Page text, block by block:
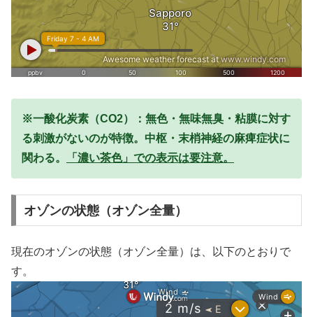
※一酸化炭素（CO2）：無色・無味無臭・粘膜に対す
る刺激がないのが特徴。中枢・末梢神経の麻痺症状に
関わる。
「濃い茶色」での表示は要注意。
オゾンの状態（オゾン全量）
現在のオゾンの状態（オゾン全量）は、以下のとおりで
す。